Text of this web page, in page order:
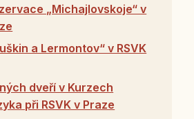
„Michajlovskoje“ v
a Lermontov“ v RSVK
dveří v Kurzech
při RSVK v Praze